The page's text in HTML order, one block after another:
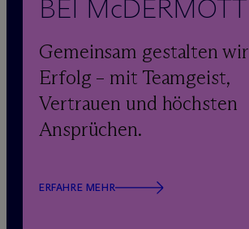
BEI McDERMOTT
Gemeinsam gestalten wir
Erfolg – mit Teamgeist,
Vertrauen und höchsten
Ansprüchen.
ERFAHRE MEHR